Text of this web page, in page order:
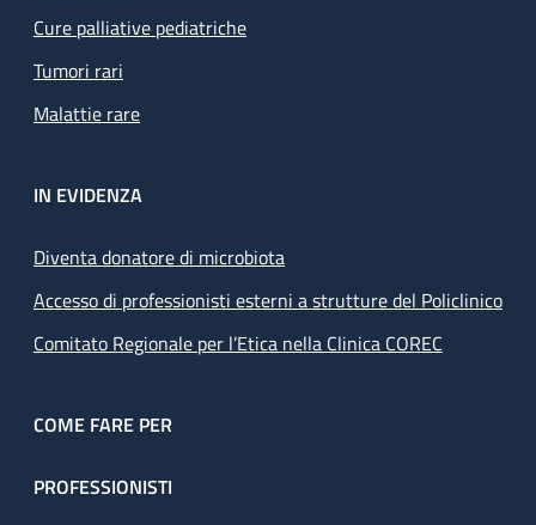
Cure palliative pediatriche
Tumori rari
Malattie rare
IN EVIDENZA
Diventa donatore di microbiota
Accesso di professionisti esterni a strutture del Policlinico
Comitato Regionale per l’Etica nella Clinica COREC
COME FARE PER
PROFESSIONISTI